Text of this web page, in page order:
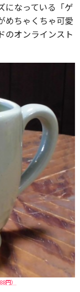
になっている「ゲ
めちゃくちゃ可愛
のオンラインスト
円）